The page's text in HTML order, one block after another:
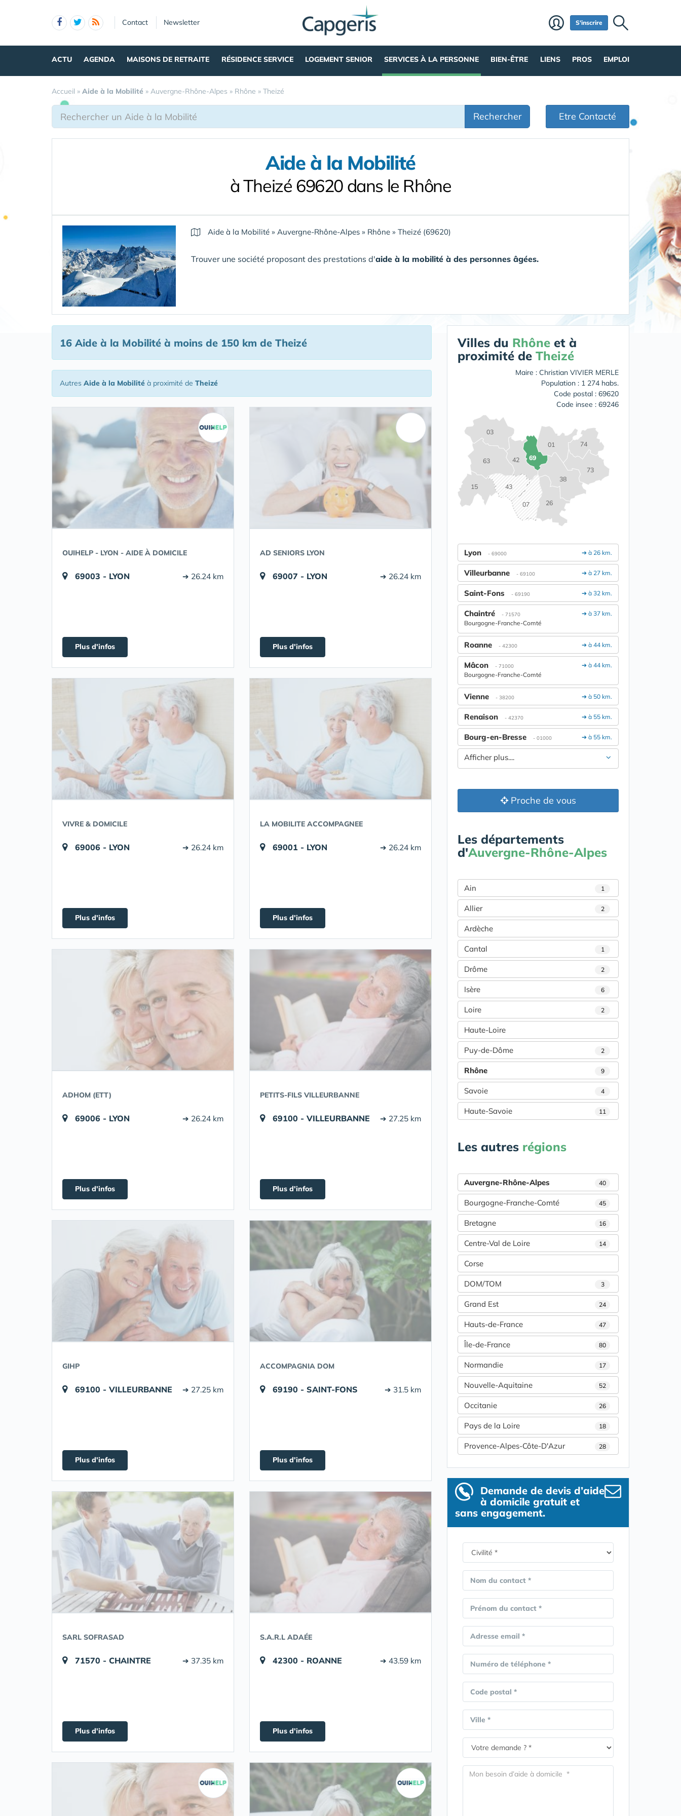
Contact Newsletter S'inscrire
ACTU AGENDA MAISONS DE RETRAITE RÉSIDENCE SERVICE LOGEMENT SENIOR SERVICES À LA PERSONNE BIEN-ÊTRE LIENS PROS EMPLOI
Accueil » Aide à la Mobilité » Auvergne-Rhône-Alpes » Rhône » Theizé
Rechercher Etre Contacté
Aide à la Mobilité
à Theizé 69620 dans le Rhône
Aide à la Mobilité » Auvergne-Rhône-Alpes » Rhône » Theizé (69620)
Trouver une société proposant des prestations d'aide à la mobilité à des personnes âgées.
16 Aide à la Mobilité à moins de 150 km de Theizé
Autres Aide à la Mobilité à proximité de Theizé
OUIHELP - LYON - AIDE À DOMICILE
69003 - LYON ➔ 26.24 km
Plus d'infos
AD SENIORS LYON
69007 - LYON ➔ 26.24 km
Plus d'infos
VIVRE & DOMICILE
69006 - LYON ➔ 26.24 km
Plus d'infos
LA MOBILITE ACCOMPAGNEE
69001 - LYON ➔ 26.24 km
Plus d'infos
ADHOM (ETT)
69006 - LYON ➔ 26.24 km
Plus d'infos
PETITS-FILS VILLEURBANNE
69100 - VILLEURBANNE ➔ 27.25 km
Plus d'infos
GIHP
69100 - VILLEURBANNE ➔ 27.25 km
Plus d'infos
ACCOMPAGNIA DOM
69190 - SAINT-FONS ➔ 31.5 km
Plus d'infos
SARL SOFRASAD
71570 - CHAINTRE ➔ 37.35 km
Plus d'infos
S.A.R.L ADAÉE
42300 - ROANNE ➔ 43.59 km
Plus d'infos
Villes du Rhône et à
proximité de Theizé
Maire : Christian VIVIER MERLE
Population : 1 274 habs.
Code postal : 69620
Code insee : 69246
01
03
07
15
26
38
42
43
63
69
73
74
➔ à 26 km.
Lyon - 69000
➔ à 27 km.
Villeurbanne - 69100
➔ à 32 km.
Saint-Fons - 69190
➔ à 37 km.
Chaintré - 71570
Bourgogne-Franche-Comté
➔ à 44 km.
Roanne - 42300
➔ à 44 km.
Mâcon - 71000
Bourgogne-Franche-Comté
➔ à 50 km.
Vienne - 38200
➔ à 55 km.
Renaison - 42370
➔ à 55 km.
Bourg-en-Bresse - 01000
Afficher plus....
Proche de vous
Les départements
d'Auvergne-Rhône-Alpes
Ain 1
Allier 2
Ardèche
Cantal 1
Drôme 2
Isère 6
Loire 2
Haute-Loire
Puy-de-Dôme 2
Rhône 9
Savoie 4
Haute-Savoie 11
Les autres régions
Auvergne-Rhône-Alpes 40
Bourgogne-Franche-Comté 45
Bretagne 16
Centre-Val de Loire 14
Corse
DOM/TOM 3
Grand Est 24
Hauts-de-France 47
Île-de-France 80
Normandie 17
Nouvelle-Aquitaine 52
Occitanie 26
Pays de la Loire 18
Provence-Alpes-Côte-D'Azur 28
Demande de devis d’aide
à domicile gratuit et
sans engagement.
Nom du contact *
Prénom du contact *
Adresse email *
Numéro de téléphone *
Code postal *
Ville *